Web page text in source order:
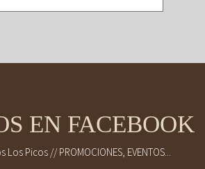
EN FACEBOOK
Picos // PROMOCIONES, EVENTOS...